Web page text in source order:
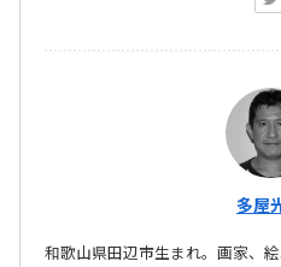
多屋
和歌山県田辺市生まれ。画家、